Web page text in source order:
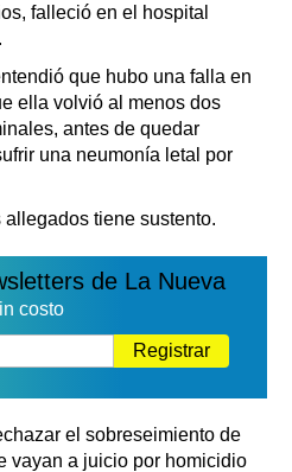
falleció en el hospital
que hubo una falla en
ella volvió al menos dos
antes de quedar
una neumonía letal por
tiene sustento.
de La Nueva
costo
Registrar
el sobreseimiento de
vayan a juicio por homicidio